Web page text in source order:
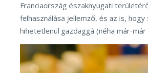
Franciaország északnyugati
felhasználása jellemző, és az is, hogy
hihetetlenül gazdaggá (néha már-